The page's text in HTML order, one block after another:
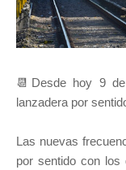
📆Desde hoy 9
lanzadera por
Las nuevas
por sentido con los